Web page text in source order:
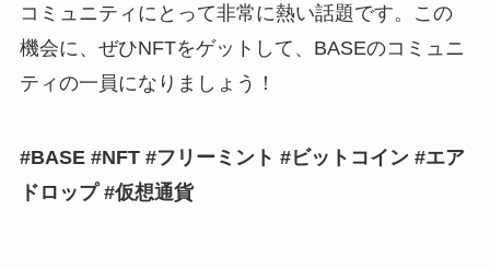
コミュニティにとって非常に熱い話題です。この
機会に、ぜひNFTをゲットして、BASEのコミュニ
ティの一員になりましょう！
#BASE #NFT #フリーミント #ビットコイン #エア
ドロップ #仮想通貨